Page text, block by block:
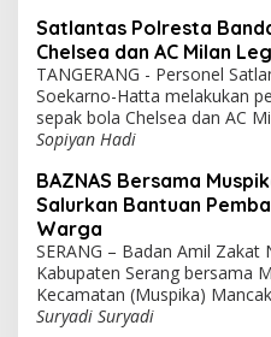
Satlantas Polresta
Chelsea dan AC Milan
TANGERANG - Personel
Soekarno-Hatta melakukan
sepak bola Chelsea dan AC
Sopiyan Hadi
BAZNAS Bersama
Salurkan Bantuan
Warga
SERANG – Badan Amil Zakat
Kabupaten Serang bersama
Kecamatan (Muspika)
Suryadi Suryadi